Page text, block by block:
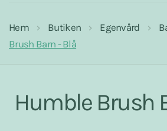
Hem Butiken Egenvård
Brush Barn - Blå
Humble Brush